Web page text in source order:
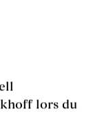
lors du